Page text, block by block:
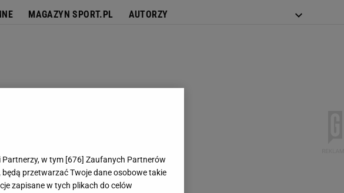
MAGAZYN SPORT.PL AUTORZY
Partnerzy, w tym [676] Zaufanych Partnerów
przetwarzać Twoje dane osobowe takie
zapisane w tych plikach do celów